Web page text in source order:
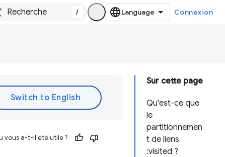
/ Connexion
Sur cette page
Qu'est-ce que
le
partitionnemen
t de liens
:visited ?
vous a-t-il été utile ?